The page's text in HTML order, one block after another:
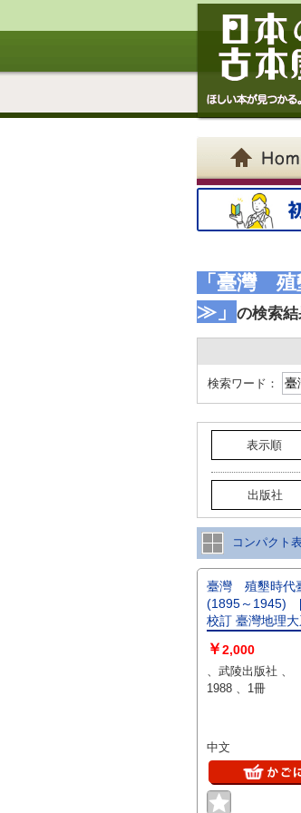
「臺灣
≫」
の検索
検索ワード：
表示順
出版社
コンパクト
臺灣 殖墾時代
(1895～1945)
校訂 臺灣地理
￥2,000
、武陵出版社 、
1988 、1冊
中文